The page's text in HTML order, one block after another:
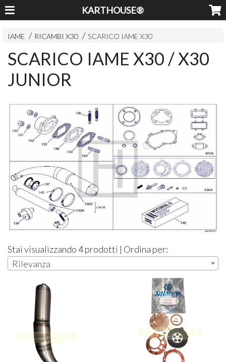
KARTHOUSE®
IAME RICAMBI X30 SCARICO IAME X30
SCARICO IAME X30 / X30
JUNIOR
Stai visualizzando 4 prodotti | Ordina per:
Rilevanza